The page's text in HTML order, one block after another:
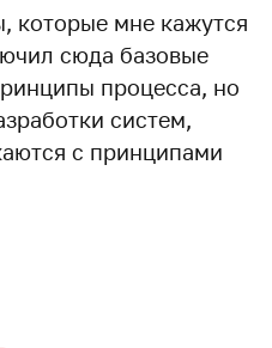
которые мне кажутся
сюда базовые
процесса, но
систем,
с принципами